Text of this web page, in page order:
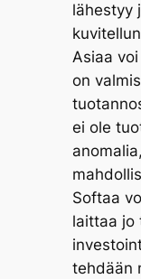
lähestyy
Asiaa
on
ei ole
Softaa
laittaa jo
tehdään